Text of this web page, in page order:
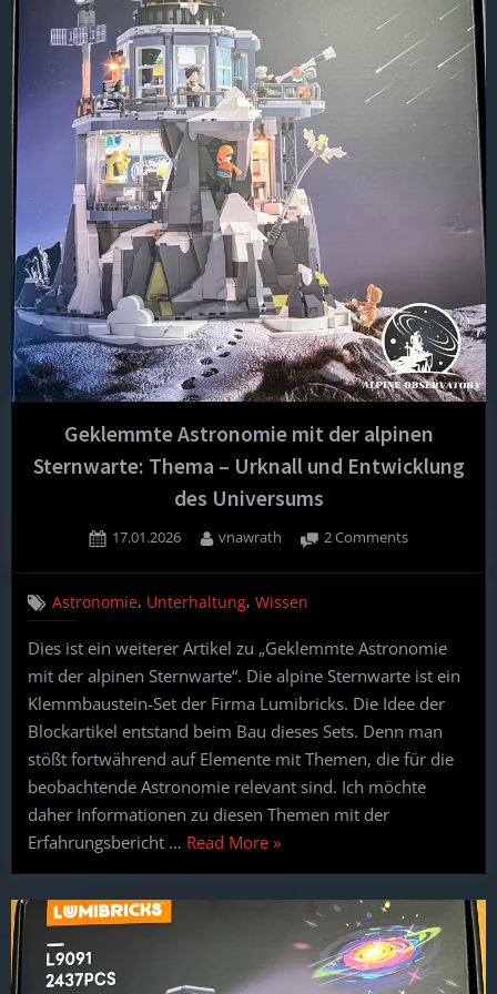
die
der
Geklemmte Astronomie mit der alpinen
Sternwarte: Thema – Urknall und Entwicklung
des Universums
Posted
17.01.2026 By
vnawrath 2 Commentson
alpinen
Sternwarte:
Thema
und
Entwicklung
Astronomie, Unterhaltung,Wissen
Dies ist ein weiterer Artikel zu „Geklemmte Astronomie
mit der alpinen Sternwarte“. Die alpine Sternwarte ist ein
Klemmbaustein-Set der Firma Lumibricks. Die Idee der
Blockartikel entstand beim Bau dieses Sets. Denn man
stößt fortwährend auf Elemente mit Themen, die für die
beobachtende Astronomie relevant sind. Ich möchte
daher Informationen zu diesen Themen mit der
Erfahrungsbericht … Read More“Geklemmte
Astronomie
mit
alpinen
Sternwarte:
»